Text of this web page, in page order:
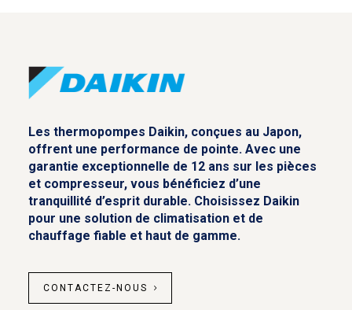
Les thermopompes Daikin, conçues au Japon,
offrent une performance de pointe. Avec une
garantie exceptionnelle de 12 ans sur les pièces
et compresseur, vous bénéficiez d’une
tranquillité d’esprit durable. Choisissez Daikin
pour une solution de climatisation et de
chauffage fiable et haut de gamme.
CONTACTEZ-NOUS